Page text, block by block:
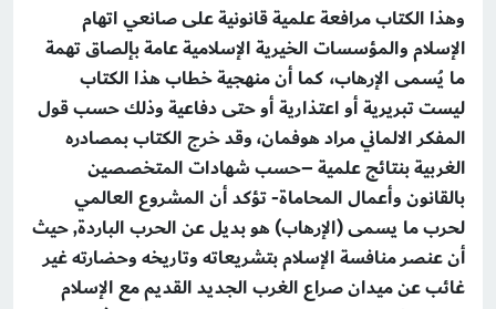
وهذا الكتاب مرافعة علمية قانونية على صانعي اتهام
الإسلام والمؤسسات الخيرية الإسلامية عامة بإلصاق تهمة
ما يُسمى الإرهاب، كما أن منهجية خطاب هذا الكتاب
ليست تبريرية أو اعتذارية أو حتى دفاعية وذلك حسب قول
المفكر الالماني مراد هوفمان، وقد خرج الكتاب بمصادره
الغربية بنتائج علمية –حسب شهادات المتخصصين
بالقانون وأعمال المحاماة- تؤكد أن المشروع العالمي
لحرب ما يسمى (الإرهاب) هو بديل عن الحرب الباردة, حيث
أن عنصر منافسة الإسلام بتشريعاته وتاريخه وحضارته غير
غائب عن ميدان صراع الغرب الجديد القديم مع الإسلام